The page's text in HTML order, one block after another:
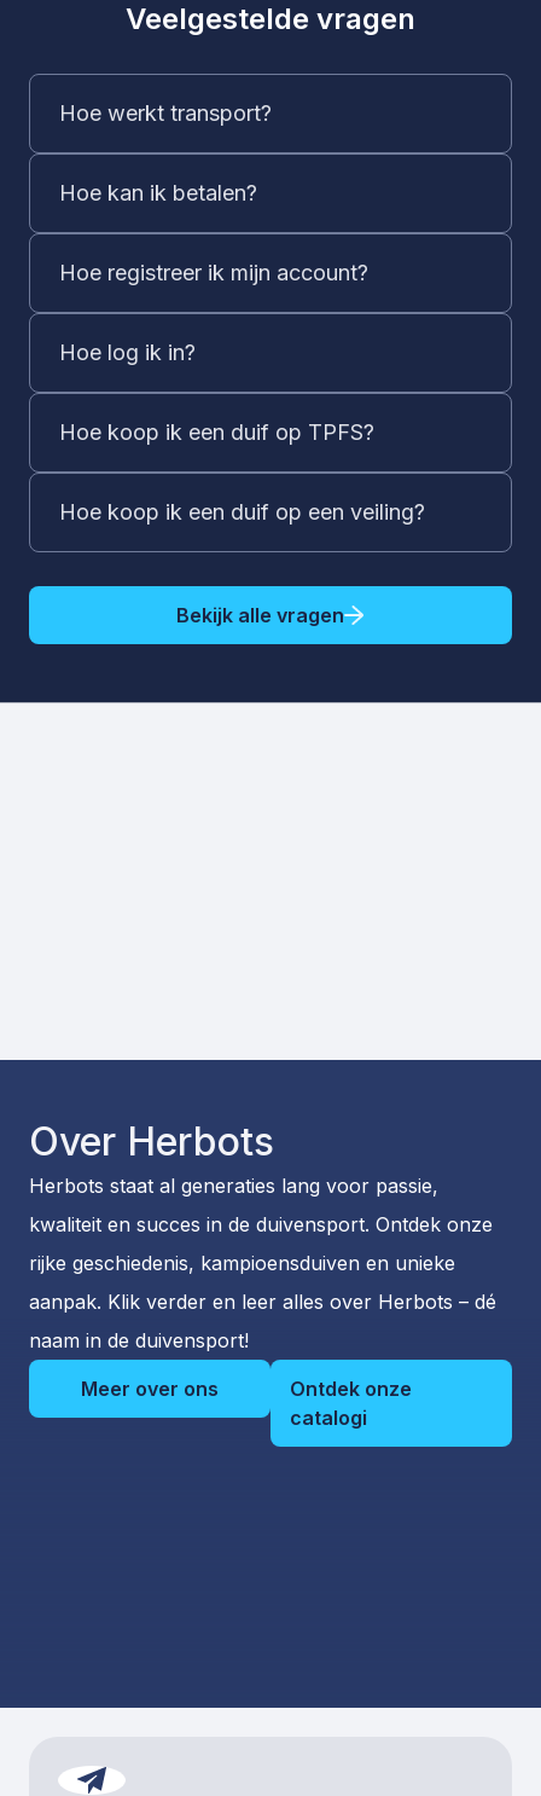
Veelgestelde vragen
Hoe werkt transport?
Hoe kan ik betalen?
Hoe registreer ik mijn account?
Hoe log ik in?
Hoe koop ik een duif op TPFS?
Hoe koop ik een duif op een veiling?
Bekijk alle vragen
Over Herbots
Herbots staat al generaties lang voor passie,
kwaliteit en succes in de duivensport. Ontdek onze
rijke geschiedenis, kampioensduiven en unieke
aanpak. Klik verder en leer alles over Herbots – dé
naam in de duivensport!
Meer over ons
Ontdek onze
catalogi